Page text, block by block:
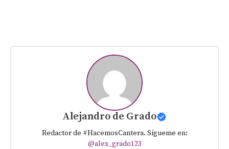
Alejandro de Grado
Redactor de #HacemosCantera. Sígueme en:
@alex_grado123